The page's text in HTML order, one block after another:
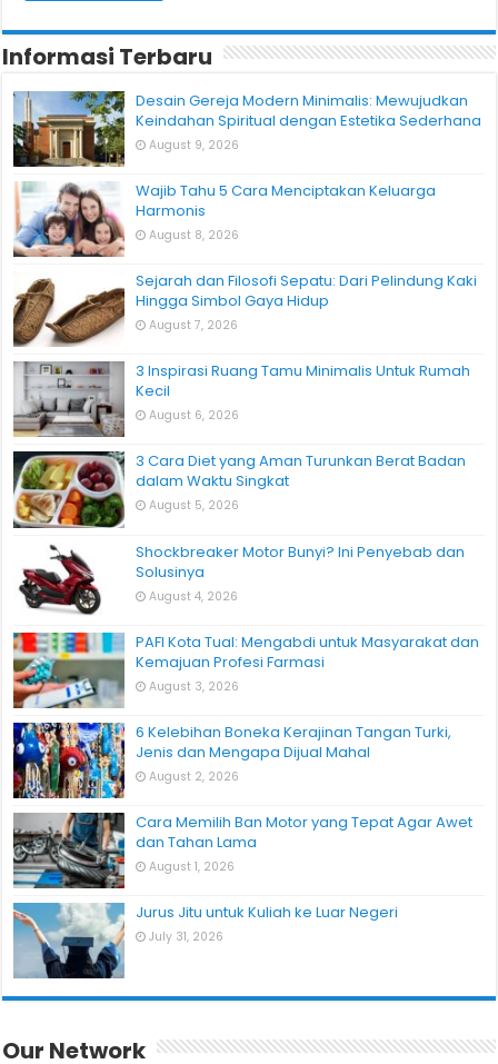
Informasi Terbaru
Desain Gereja Modern Minimalis: Mewujudkan
Keindahan Spiritual dengan Estetika Sederhana
August 9, 2026
Wajib Tahu 5 Cara Menciptakan Keluarga
Harmonis
August 8, 2026
Sejarah dan Filosofi Sepatu: Dari Pelindung Kaki
Hingga Simbol Gaya Hidup
August 7, 2026
3 Inspirasi Ruang Tamu Minimalis Untuk Rumah
Kecil
August 6, 2026
3 Cara Diet yang Aman Turunkan Berat Badan
dalam Waktu Singkat
August 5, 2026
Shockbreaker Motor Bunyi? Ini Penyebab dan
Solusinya
August 4, 2026
PAFI Kota Tual: Mengabdi untuk Masyarakat dan
Kemajuan Profesi Farmasi
August 3, 2026
6 Kelebihan Boneka Kerajinan Tangan Turki,
Jenis dan Mengapa Dijual Mahal
August 2, 2026
Cara Memilih Ban Motor yang Tepat Agar Awet
dan Tahan Lama
August 1, 2026
Jurus Jitu untuk Kuliah ke Luar Negeri
July 31, 2026
Our Network